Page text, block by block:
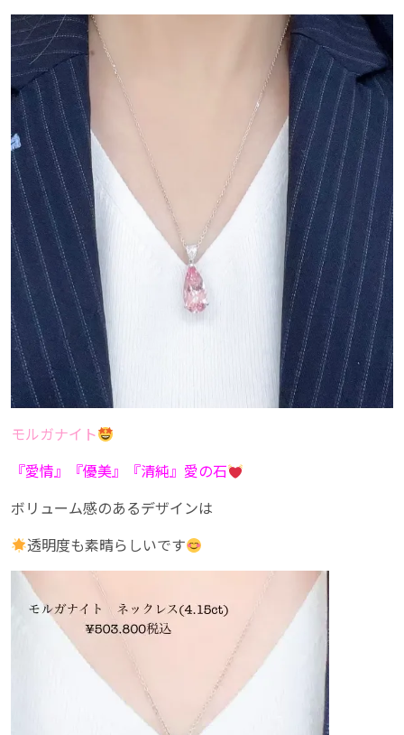
モルガナイト
『愛情』『優美』『清純』愛の石
ボリューム感のあるデザインは
透明度も素晴らしいです